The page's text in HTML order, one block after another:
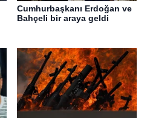
Cumhurbaşkanı Erdoğan ve
Bahçeli bir araya geldi